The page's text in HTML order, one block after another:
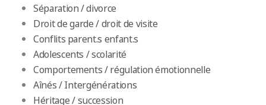
Séparation / divorce
Droit de garde / droit de visite
Conflits parent.s enfant.s
Adolescents / scolarité
Comportements / régulation émotionnelle
Aînés / Intergénérations
Héritage / succession